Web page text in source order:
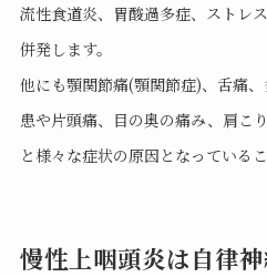
流性食道炎、胃酸過多症、ストレ
併発します。
他にも顎関節痛(顎関節症)、舌痛
患や片頭痛、目の奥の痛み、肩こ
と様々な症状の原因となっている
慢性上咽頭炎は自律